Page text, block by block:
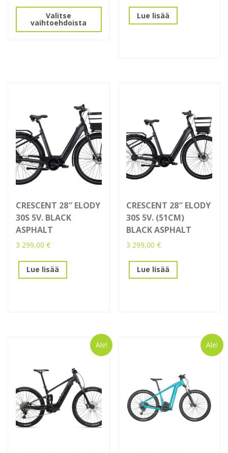
Valitse
vaihtoehdoista
Tällä
tuotteella
on
sivulla.
Lue lisää
CRESCENT 28″ ELODY
30S 5V. BLACK
ASPHALT
3 299,00 €
Lue lisää
CRESCENT 28″ ELODY
30S 5V. (51CM)
BLACK ASPHALT
3 299,00€
Lue lisää
Ale! Ale!